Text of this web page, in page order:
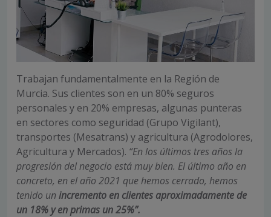
Trabajan fundamentalmente en la Región de
Murcia. Sus clientes son en un 80% seguros
personales y en 20% empresas, algunas punteras
en sectores como seguridad (Grupo Vigilant),
transportes (Mesatrans) y agricultura (Agrodolores,
Agricultura y Mercados). “En los últimos tres años la
progresión del negocio está muy bien. El último año en
concreto, en el año 2021 que hemos cerrado, hemos
tenido unincremento en clientes aproximadamente de
un 18% y en primas un 25%”.